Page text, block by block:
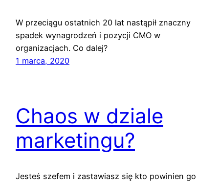
W przeciągu ostatnich 20 lat nastąpił znaczny
spadek wynagrodzeń i pozycji CMO w
organizacjach. Co dalej?
1 marca, 2020
Chaos w dziale
marketingu?
Jesteś szefem i zastawiasz się kto powinien go